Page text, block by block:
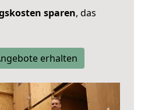
sparen, das
erhalten